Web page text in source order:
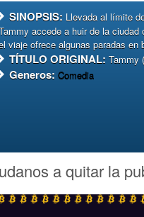
SINOPSIS: Llevada al límite
accede a huir de la
viaje ofrece algunas paradas en
TÍTULO ORIGINAL: Tammy
Generos: Comedia
a quitar la